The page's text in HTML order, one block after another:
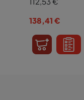
138,41 €